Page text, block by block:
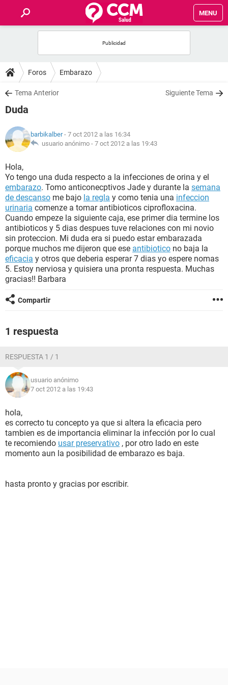
MENU
FOROS
SALUD
NUTRICIÓN
BIENESTAR
SEXUALIDAD
GLOSARIO
Foros Embarazo
Tema Anterior Siguiente Tema
Duda
barbikalber- 7 oct 2012 a las 16:34
usuario anónimo - 7 oct 2012 a las 19:43
Hola,
Yo tengo una duda respecto a la infecciones de orina y el
embarazo. Tomo anticonecptivos Jade y durante la semana
de descanso me bajo la regla y como tenia una infeccion
urinaria comenze a tomar antibioticos ciprofloxacina.
Cuando empeze la siguiente caja, ese primer dia termine los
antibioticos y 5 dias despues tuve relaciones con mi novio
sin proteccion. Mi duda era si puedo estar embarazada
porque muchos me dijeron que ese antibiotico no baja la
eficacia y otros que deberia esperar 7 dias yo espere nomas
5. Estoy nerviosa y quisiera una pronta respuesta. Muchas
gracias!! Barbara
Compartir
1 respuesta
RESPUESTA 1 / 1
usuario anónimo
7 oct 2012 a las 19:43
hola,
es correcto tu concepto ya que si altera la eficacia pero
tambien es de importancia eliminar la infección por lo cual
te recomiendo usar preservativo , por otro lado en este
momento aun la posibilidad de embarazo es baja.
hasta pronto y gracias por escribir.